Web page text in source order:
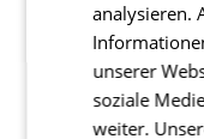
analysieren.
unserer
soziale
weiter.